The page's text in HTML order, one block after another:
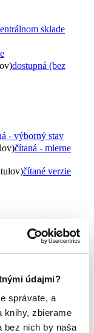
údajmi?
správate, a
knihy, zbierame
bez nich by naša
sklade
dostupná (bez
- výborný stav
čítaná - mierne
čítané verzie
1